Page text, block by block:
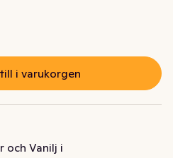
i varukorgen
och Vanilj i